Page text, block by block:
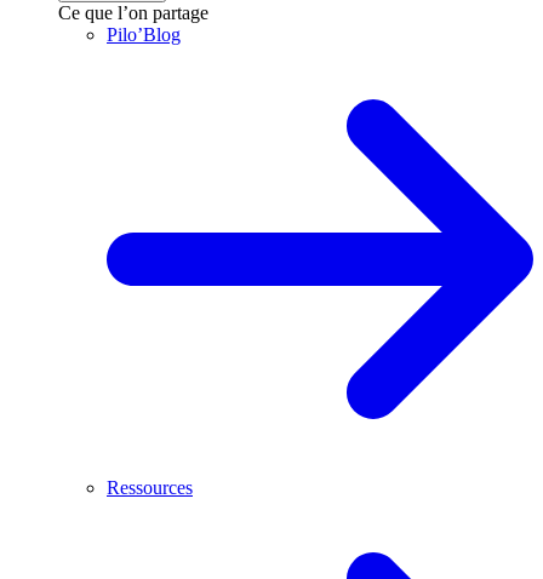
Ce que l’on partage
Pilo’Blog
Ressources